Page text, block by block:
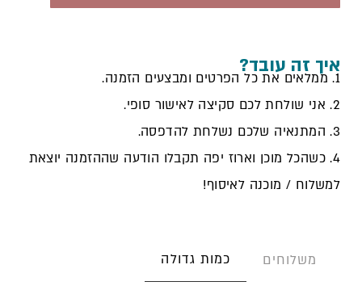
איך זה עובד?
1. ממלאים את כל הפרטים ומבצעים הזמנה.
2. אני שולחת לכם סקיצה לאישור סופי.
3. המתנאיה שלכם נשלחת להדפסה.
4. כשהכל מוכן וארוז יפה תקבלו הודעה שההזמנה יוצאת
למשלוח / מוכנה לאיסוף!
משלוחים כמות גדולה